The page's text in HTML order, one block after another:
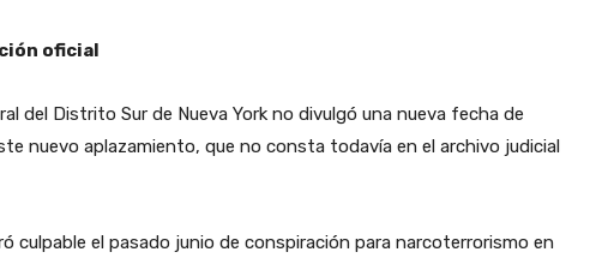
oficial
del Distrito Sur de Nueva York no divulgó una nueva fecha de
nuevo aplazamiento, que no consta todavía en el archivo judicial
culpable el pasado junio de conspiración para narcoterrorismo en